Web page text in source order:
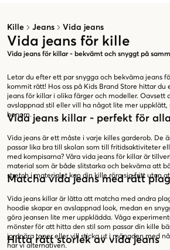
Kille Jeans Vida jeans
Vida jeans för kille
Vida jeans för killar - bekvämt och snyggt på
Letar du efter ett par snygga och bekväma jeans
kommit rätt! Hos oss på Kids Brand Store hittar du
jeans för killar i olika färger och modeller. Oavsett
avslappnad stil eller vill ha något lite mer uppklätt,
honom.
Vida jeans killar - perfekt för
Vida jeans är ett måste i varje killes garderob. De
passar lika bra till skolan som till fritidsaktiviteter
med kompisarna? Våra vida jeans för killar är
material som är både slitstarka och bekväma att
stretch i materialet kan din kille röra sig fritt utan
Matcha vida jeans med rätt
Vida jeans killar är lätta att matcha med andra
hoodie skapar en avslappnad look, medan en
göra jeansen lite mer uppklädda. Våga
mönster för att hitta den stil som passar din kille
jordnära toner eller vill sticka ut i mängden med
har vi alternativen.
Hitta rätt storlek av vida jeans